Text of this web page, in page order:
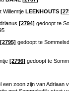
Willemtje LEENHOUTS
[2794] gedoopt te
[2795] gedoopt te
[2796] gedoopt te
een zoon zijn van Adriaan